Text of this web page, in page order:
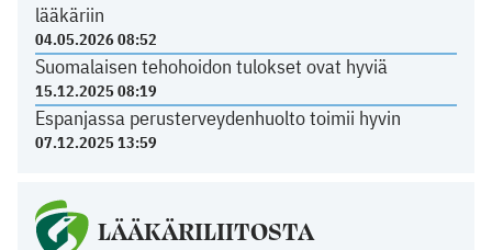
lääkäriin
04.05.2026 08:52
Suomalaisen tehohoidon tulokset ovat hyviä
15.12.2025 08:19
Espanjassa perusterveydenhuolto toimii hyvin
07.12.2025 13:59
LÄÄKÄRILIITOSTA